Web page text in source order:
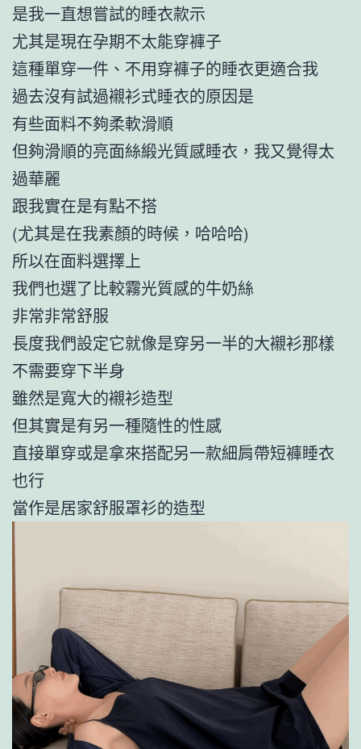
是我一直想嘗試的睡衣款示
尤其是現在孕期不太能穿褲子
這種單穿一件、不用穿褲子的睡衣更適合我
過去沒有試過襯衫式睡衣的原因是
有些面料不夠柔軟滑順
但夠滑順的亮面絲緞光質感睡衣，我又覺得太
過華麗
跟我實在是有點不搭
(尤其是在我素顏的時候，哈哈哈)
所以在面料選擇上
我們也選了比較霧光質感的牛奶絲
非常非常舒服
長度我們設定它就像是穿另一半的大襯衫那樣
不需要穿下半身
雖然是寬大的襯衫造型
但其實是有另一種隨性的性感
直接單穿或是拿來搭配另一款細肩帶短褲睡衣
也行
當作是居家舒服罩衫的造型